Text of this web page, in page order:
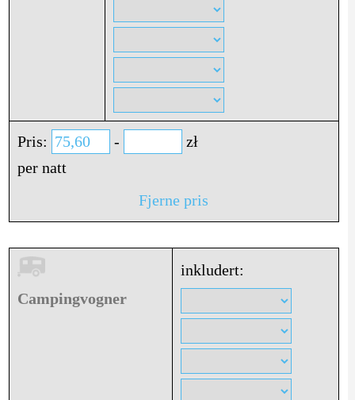
Pris: -
zł
per natt
Fjerne pris
Campingvogner
inkludert: